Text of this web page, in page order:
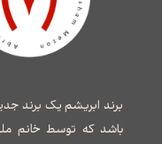
برند ابریشم یک برند